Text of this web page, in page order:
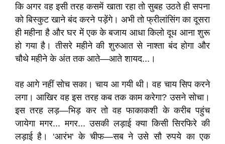
कि अगर वह इसी तरह कसमें खाता रहा तो सुबह उठते ही सपना
को बिस्कुट खाने बंद करने पड़ेंगे। अभी तो फ्रीलांसिंग का दूसरा
ही महीना है और घर में एक के बजाय आधा किलो दूध आना शुरू
हो गया है। तीसरे महीने की शुरुआत से नाश्ता बंद होगा और
चौथे महीने के अंत तक आते—आते शायद...।
वह आगे नहीं सोच सका। चाय आ गयी थी। वह चाय सिप करने
लगा। आखिर वह इस तरह कब तक काम करेगा? उसने सोचा।
इस तरह लड़—भिड़ कर तो वह फाकाकशी के करीब पहुंच
जायेगा मगर... मगर... उसकी लड़ाई क्या किसी सिरफिरे की
लड़ाई है। ‘आरंभ‘ के चीफ—सब ने उसे सौ रुपये का एक